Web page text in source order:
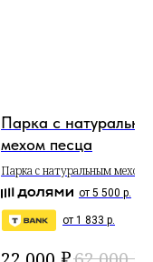
Парка с
мехом песца
Парка с натуральным мехом
от 5 500 р.
от 1 833 р.